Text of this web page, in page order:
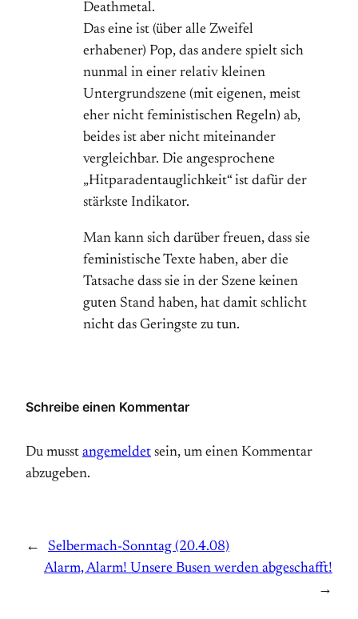
Deathmetal.
Das eine ist (über alle Zweifel
erhabener) Pop, das andere spielt sich
nunmal in einer relativ kleinen
Untergrundszene (mit eigenen, meist
eher nicht feministischen Regeln) ab,
beides ist aber nicht miteinander
vergleichbar. Die angesprochene
„Hitparadentauglichkeit“ ist dafür der
stärkste Indikator.
Man kann sich darüber freuen, dass sie
feministische Texte haben, aber die
Tatsache dass sie in der Szene keinen
guten Stand haben, hat damit schlicht
nicht das Geringste zu tun.
Schreibe einen Kommentar
Du musst angemeldet sein, um einen Kommentar
abzugeben.
←
Selbermach-Sonntag (20.4.08)
Alarm, Alarm! Unsere Busen werden abgeschafft!
→